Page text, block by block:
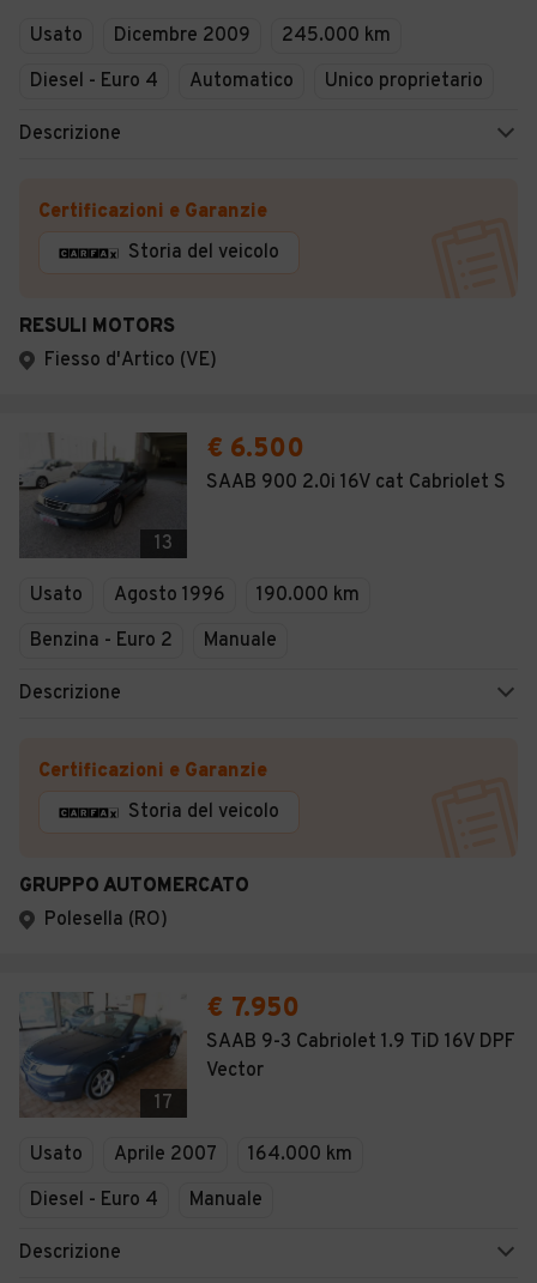
Usato Dicembre 2009
245.000 km
Diesel - Euro 4
Automatico Unico proprietario
Descrizione
Certificazioni e Garanzie
Storia del veicolo
RESULI MOTORS
Fiesso d'Artico (VE)
13
€ 6.500
SAAB 900 2.0i 16V cat Cabriolet S
Usato Agosto 1996
190.000 km
Benzina - Euro 2
Manuale
Descrizione
Certificazioni e Garanzie
Storia del veicolo
GRUPPO AUTOMERCATO
Polesella (RO)
17
€ 7.950
SAAB 9-3 Cabriolet 1.9 TiD 16V DPF
Vector
Usato Aprile 2007
164.000 km
Diesel - Euro 4
Manuale
Descrizione